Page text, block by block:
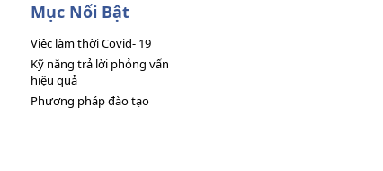
Mục Nổi Bật
Việc làm thời Covid- 19
Kỹ năng trả lời phỏng vấn
hiệu quả
Phương pháp đào tạo